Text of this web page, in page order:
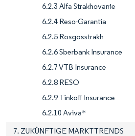
6.2.3 Alfa Strakhovanie
6.2.4 Reso-Garantia
6.2.5 Rosgosstrakh
6.2.6 Sberbank Insurance
6.2.7 VTB Insurance
6.2.8 RESO
6.2.9 Tinkoff Insurance
6.2.10 Aviva*
7. ZUKÜNFTIGE MARKTTRENDS